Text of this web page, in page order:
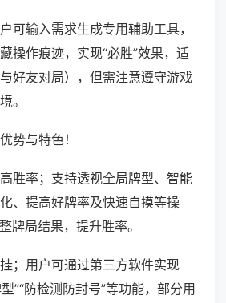
可输入需求生成专用辅助工具，
操作痕迹，实现“必胜”效果，适
好友对局），但需注意遵守游戏
。
势与特色！
胜率；支持透视全局牌型、智能
、提高好牌率及快速自摸等操
牌局结果，提升胜率。
；用户可通过第三方软件实现
”“防检测防封号”等功能，部分用